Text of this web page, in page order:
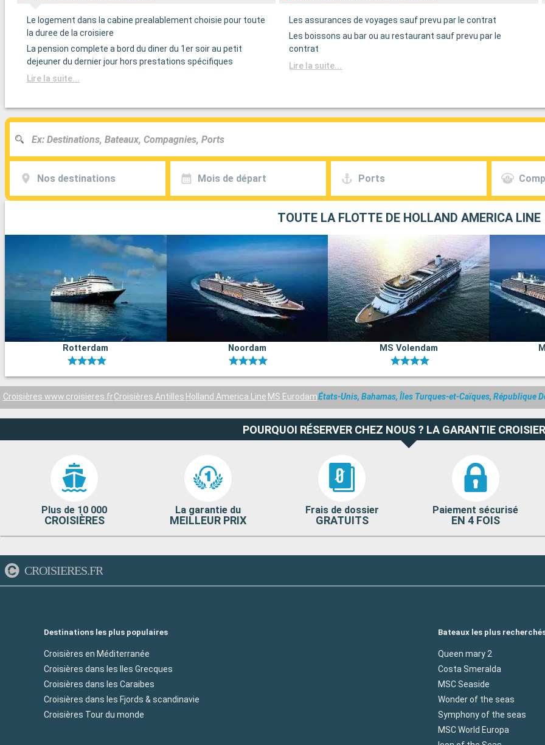
Le logement dans la cabine prealablement choisie pour toute
la duree de la croisiere
La pension complete a bord du diner du 1er soir au petit
dejeuner du dernier jour hors prestations spécifiques
Lire la suite...
Les assurances de voyages sauf prevu par le contrat
Les boissons au bar ou au restaurant sauf prevu par le
contrat
Lire la suite...
Nos destinations Mois de départ Ports
TOUTE LA FLOTTE DE HOLLAND AMERICA LINE
Rotterdam Noordam MS Volendam
Croisières www.croisieres.frCroisières Antilles Holland America Line MS EurodamÉtats-Unis, Bahamas, Îles Turques-et-Caïques, République
POURQUOI RÉSERVER CHEZ NOUS ? LA GARANTIE
Plus de 10 000
CROISIÈRES
La garantie du
MEILLEUR PRIX
Frais de dossier
GRATUITS
Paiement sécurisé
EN 4 FOIS
CROISIERES.FR
Destinations les plus populaires
Croisières en Méditerranée
Croisières dans les Iles Grecques
Croisières dans les Caraibes
Croisières dans les Fjords & scandinavie
Croisières Tour du monde
Bateaux les plus
Queen mary 2
Costa Smeralda
MSC Seaside
Wonder of the seas
Symphony of the seas
MSC World Europa